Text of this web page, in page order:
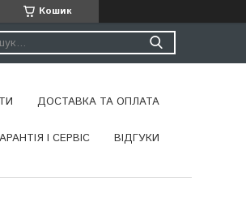
Кошик
ДОСТАВКА ТА ОПЛАТА
І СЕРВІС ВІДГУКИ